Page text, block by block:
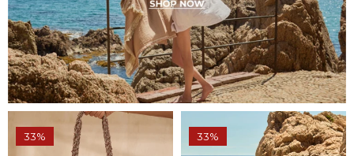
33% 33%